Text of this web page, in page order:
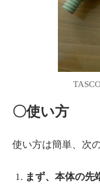
〇使い方
使い方は簡単、次
まず、本体の先